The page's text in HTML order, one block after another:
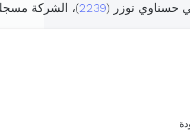
حسناوي توزر (2239)، الشركة